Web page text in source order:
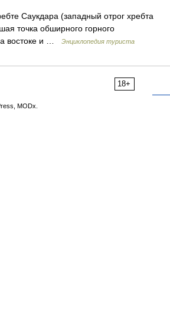
Саукдара (западный отрог хребта
точка обширного горного
востоке и …
Энциклопедия туриста
18+
MODx.